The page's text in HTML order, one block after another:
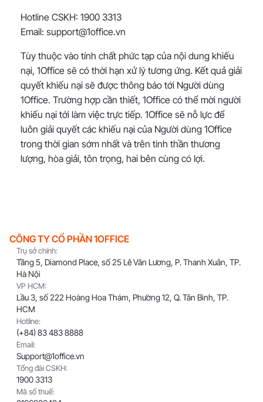
Hotline CSKH: 1900 3313
Email: support@1office.vn
Tùy thuộc vào tính chất phức tạp của nội dung khiếu
nại, 1Office sẽ có thời hạn xử lý tương ứng. Kết quả giải
quyết khiếu nại sẽ được thông báo tới Người dùng
1Office. Trường hợp cần thiết, 1Office có thể mời người
khiếu nại tới làm việc trực tiếp. 1Office sẽ nỗ lực để
luôn giải quyết các khiếu nại của Người dùng 1Office
trong thời gian sớm nhất và trên tinh thần thương
lượng, hòa giải, tôn trọng, hai bên cùng có lợi.
CÔNG TY CỔ PHẦN 1OFFICE
Trụ sở chính:
Tầng 5, Diamond Place, số 25 Lê Văn Lương, P. Thanh Xuân, TP.
Hà Nội
VP HCM:
Lầu 3, số 222 Hoàng Hoa Thám, Phường 12, Q. Tân Bình, TP.
HCM
Hotline:
(+84) 83 483 8888
Email:
Support@1office.vn
Tổng đài CSKH:
1900 3313
Mã số thuế: